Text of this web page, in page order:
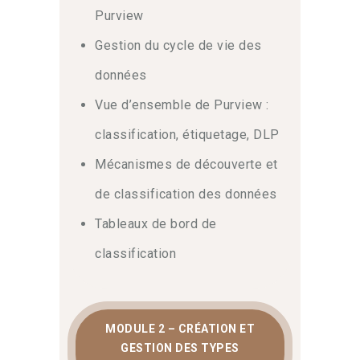
chaque document est protégé dès sa
création.Enfin, ces mécanismes
cycle de vie de vos fichiers les plus
confidentiels.
Politiques DLP et
sécurisation proactive
données (DLP) est le bras armé de
votre gouvernance.
politiques DLP robustes tout en
exploitant les modes de simulation
pour valider vos règles.Également
Purview
Gestion du cycle de vie des
données
Vue d’ensemble de Purview :
classification, étiquetage, DLP
Mécanismes de découverte et
de classification des données
Tableaux de bord de
classification
MODULE 2 – CRÉATION ET
GESTION DES TYPES